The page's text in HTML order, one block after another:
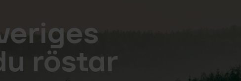
röstar